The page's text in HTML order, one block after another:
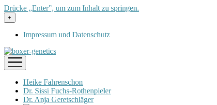
Drücke „Enter”, um zum Inhalt zu springen.
Menü
öffnen
+
Impressum und Datenschutz
Menü
öffnen
Heike Fahrenschon
Dr. Sissi Fuchs-Rothenpieler
Dr. Anja Geretschläger